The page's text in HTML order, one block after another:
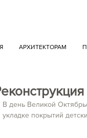
АРХИТЕКТОРАМ
В день Великой
укладке покрытий